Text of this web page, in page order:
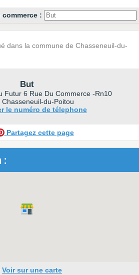
commerce :
dans la commune de Chasseneuil-du-
But
Futur 6 Rue Du Commerce -Rn10
Chasseneuil-du-Poitou
le numéro de télephone
Partagez cette page
:
Voir sur une carte